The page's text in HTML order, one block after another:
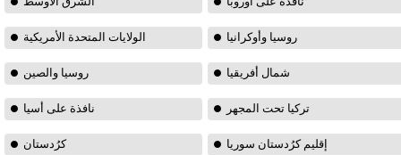
الولايات المتحدة الأمريكية روسيا وأوكرانيا
روسيا والصين شمال أفريقيا
نافذة على أسيا تركيا تحت المجهر
كرُدستان إقليم كرُدستان سوريا